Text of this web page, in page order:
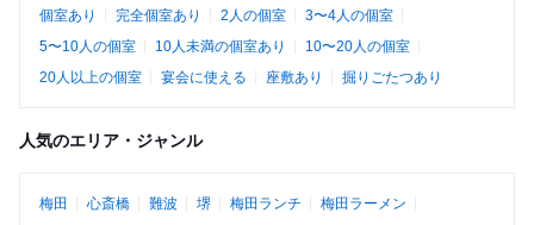
個室あり 完全個室あり 2人の個室
3〜4人の個室
5〜10人の個室
10人未満の個室あり
10〜20人の個室
20人以上の個室
宴会に使える 座敷あり 掘りごたつあり
人気のエリア・ジャンル
梅田 心斎橋 難波 堺 梅田ランチ
梅田ラーメン